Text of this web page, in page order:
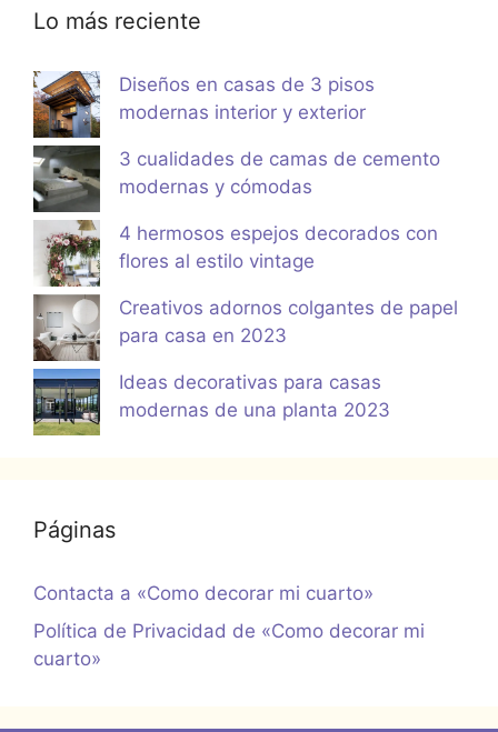
Lo más reciente
Diseños en casas de 3 pisos
modernas interior y exterior
3 cualidades de camas de cemento
modernas y cómodas
4 hermosos espejos decorados con
flores al estilo vintage
Creativos adornos colgantes de papel
para casa en 2023
Ideas decorativas para casas
modernas de una planta 2023
Páginas
Contacta a «Como decorar mi cuarto»
Política de Privacidad de «Como decorar mi
cuarto»